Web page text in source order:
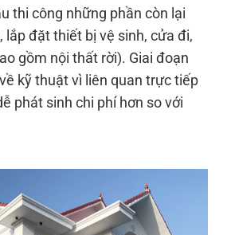
thi công những phần còn lại
lắp đặt thiết bị vệ sinh, cửa đi,
gồm nội thất rời). Giai đoạn
kỹ thuật vì liên quan trực tiếp
phát sinh chi phí hơn so với